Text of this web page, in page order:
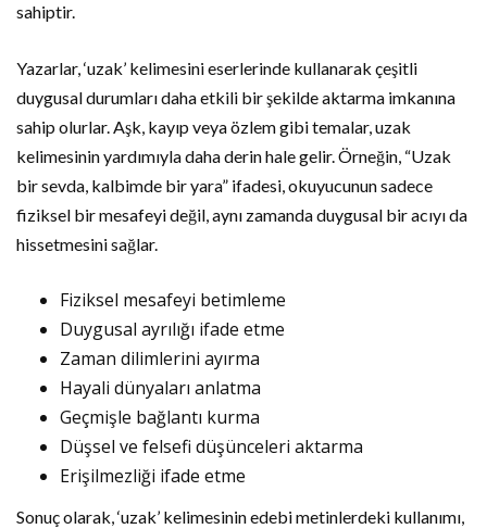
sahiptir.
Yazarlar, ‘uzak’ kelimesini eserlerinde kullanarak çeşitli
duygusal durumları daha etkili bir şekilde aktarma imkanına
sahip olurlar. Aşk, kayıp veya özlem gibi temalar, uzak
kelimesinin yardımıyla daha derin hale gelir. Örneğin, “Uzak
bir sevda, kalbimde bir yara” ifadesi, okuyucunun sadece
fiziksel bir mesafeyi değil, aynı zamanda duygusal bir acıyı da
hissetmesini sağlar.
Fiziksel mesafeyi betimleme
Duygusal ayrılığı ifade etme
Zaman dilimlerini ayırma
Hayali dünyaları anlatma
Geçmişle bağlantı kurma
Düşsel ve felsefi düşünceleri aktarma
Erişilmezliği ifade etme
Sonuç olarak, ‘uzak’ kelimesinin edebi metinlerdeki kullanımı,